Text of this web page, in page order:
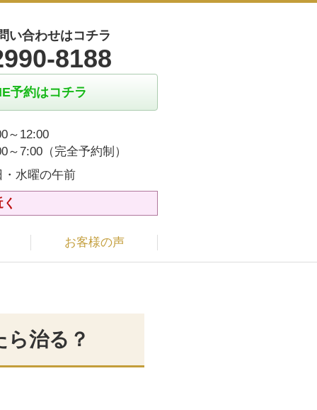
い合わせはコチラ
8188
予約はコチラ
～12:00
～7:00（完全予約制）
・水曜の午前
お客様の声
治る？